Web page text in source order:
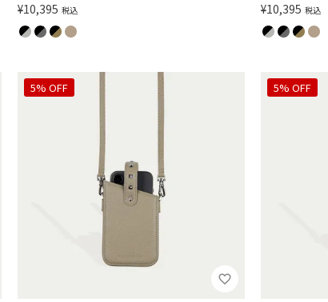
¥10,395 税込
¥10,395 税込
5% OFF 5% OFF